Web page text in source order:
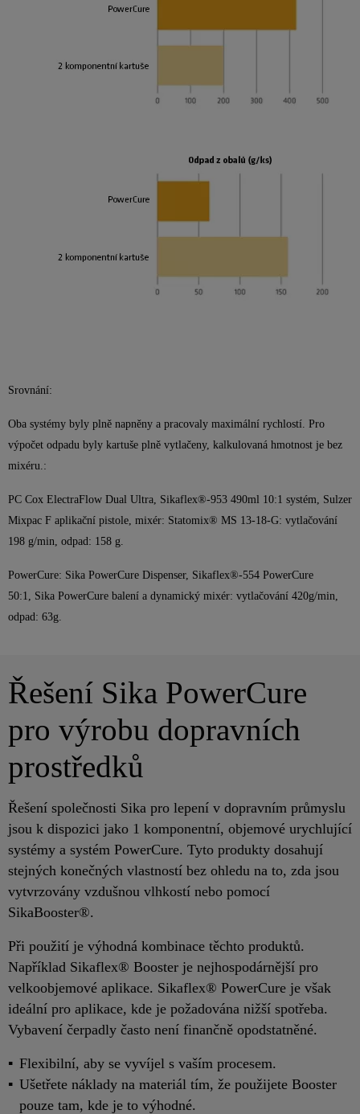
Srovnání:
Oba systémy byly plně napněny a pracovaly maximální rychlostí. Pro
výpočet odpadu byly kartuše plně vytlačeny, kalkulovaná hmotnost je bez
mixéru.:
PC Cox ElectraFlow Dual Ultra, Sikaflex®-953 490ml 10:1 systém, Sulzer
Mixpac F aplikační pistole, mixér: Statomix® MS 13-18-G: vytlačování
198 g/min, odpad: 158 g.
PowerCure: Sika PowerCure Dispenser, Sikaflex®-554 PowerCure
50:1, Sika PowerCure balení a dynamický mixér: vytlačování 420g/min,
odpad: 63g.
Řešení Sika PowerCure
pro výrobu dopravních
prostředků
Řešení společnosti Sika pro lepení v dopravním průmyslu
jsou k dispozici jako 1 komponentní, objemové urychlující
systémy a systém PowerCure. Tyto produkty dosahují
stejných konečných vlastností bez ohledu na to, zda jsou
vytvrzovány vzdušnou vlhkostí nebo pomocí
SikaBooster®.
Při použití je výhodná kombinace těchto produktů.
Například Sikaflex® Booster je nejhospodárnější pro
velkoobjemové aplikace. Sikaflex® PowerCure je však
ideální pro aplikace, kde je požadována nižší spotřeba.
Vybavení čerpadly často není finančně opodstatněné.
Flexibilní, aby se vyvíjel s vaším procesem.
Ušetřete náklady na materiál tím, že použijete Booster
pouze tam, kde je to výhodné.